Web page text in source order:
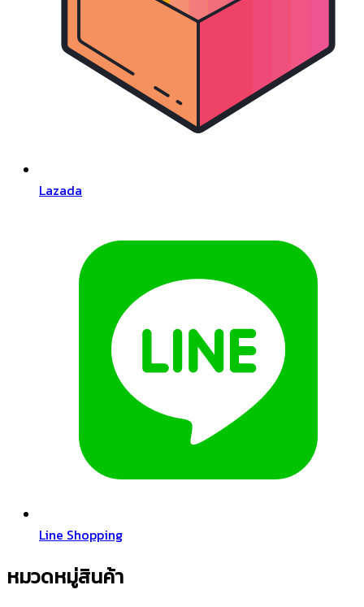
Lazada
Line Shopping
หมวดหมู่สินค้า